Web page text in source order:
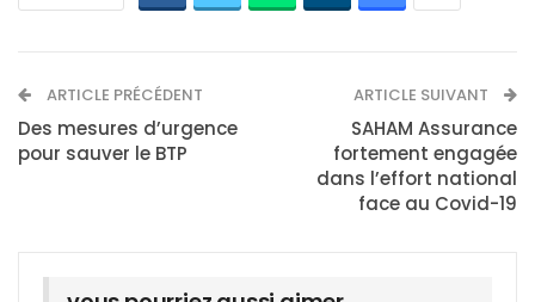
ARTICLE PRÉCÉDENT
Des mesures d’urgence
pour sauver le BTP
ARTICLE SUIVANT
SAHAM Assurance
fortement engagée
dans l’effort national
face au Covid-19